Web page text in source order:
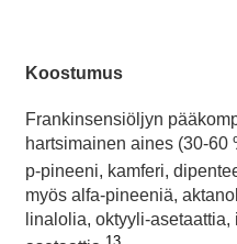
Koostumus
Frankinsensiöljyn
hartsimainen aines (30-60
p-pineeni, kamferi,
myös alfa-pineeniä,
linalolia, oktyyli-